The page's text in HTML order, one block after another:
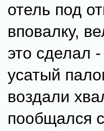
отель под
вповалку,
это сделал
усатый
воздали
пообщался